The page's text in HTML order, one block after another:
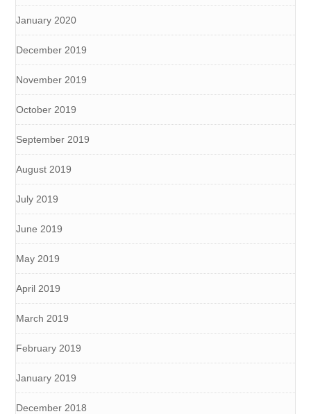
January 2020
December 2019
November 2019
October 2019
September 2019
August 2019
July 2019
June 2019
May 2019
April 2019
March 2019
February 2019
January 2019
December 2018